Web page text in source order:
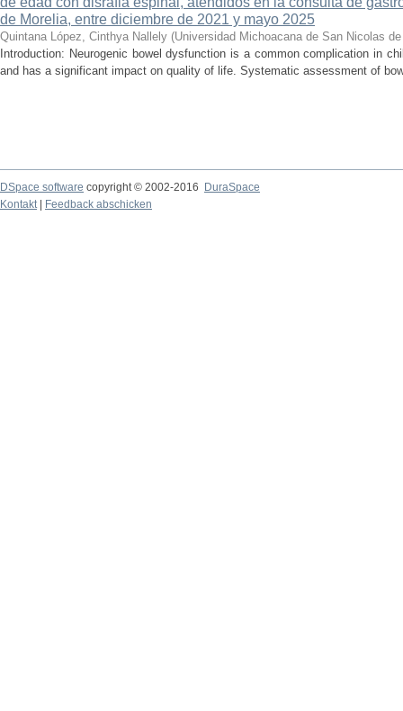
de Morelia, entre diciembre de 2021 y mayo 2025
Quintana López, Cinthya Nallely (Universidad Michoacana de San Nicolas
Introduction: Neurogenic bowel dysfunction is a common complication in
and has a significant impact on quality of life. Systematic assessment of
DSpace software copyright © 2002-2016
DuraSpace
Kontakt| Feedback abschicken